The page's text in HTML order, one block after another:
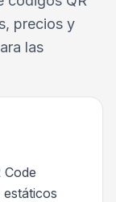
precios y
las